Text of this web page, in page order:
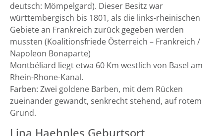
deutsch: Mömpelgard). Dieser Besitz war
württembergisch bis 1801, als die links-rheinischen
Gebiete an Frankreich zurück gegeben werden
mussten (Koalitionsfriede Österreich – Frankreich /
Napoleon Bonaparte)
Montbéliard liegt etwa 60 Km westlich von Basel am
Rhein-Rhone-Kanal.
Farben: Zwei goldene Barben, mit dem Rücken
zueinander gewandt, senkrecht stehend, auf rotem
Grund.
Lina Haehnles Geburtsort